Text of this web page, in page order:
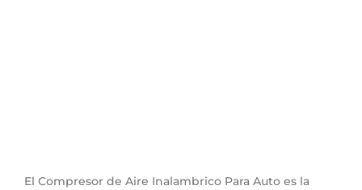
El Compresor de Aire Inalambrico Para Auto es la